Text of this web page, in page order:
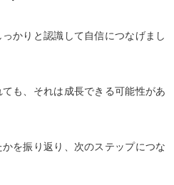
かりと認識して自信につなげまし
ても、それは成長できる可能性があ
を振り返り、次のステップにつな